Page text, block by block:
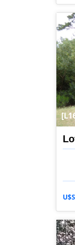
U$S